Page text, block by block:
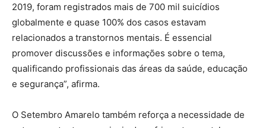
2019, foram registrados mais de 700 mil suicídios
globalmente e quase 100% dos casos estavam
relacionados a transtornos mentais. É essencial
promover discussões e informações sobre o tema,
qualificando profissionais das áreas da saúde, educação
e segurança”, afirma.
O Setembro Amarelo também reforça a necessidade de